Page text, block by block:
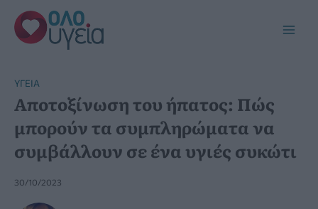
Μετάβαση
στο
περιεχόμενο
YΓΕΊΑ
Αποτοξίνωση του ήπατος: Πώς
μπορούν τα συμπληρώματα να
συμβάλλουν σε ένα υγιές συκώτι
30/10/2023